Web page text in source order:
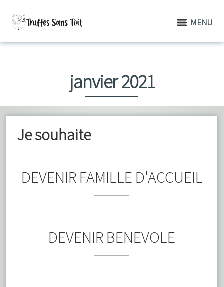
MENU
janvier 2021
Je souhaite
DEVENIR FAMILLE D'ACCUEIL
DEVENIR BENEVOLE